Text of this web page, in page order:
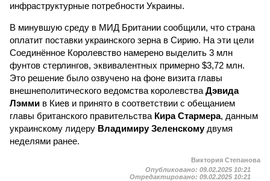
инфраструктурные потребности Украины.
В минувшую среду в МИД Британии сообщили, что страна
оплатит поставки украинского зерна в Сирию. На эти цели
Соединённое Королевство намерено выделить 3 млн
фунтов стерлингов, эквивалентных примерно $3,72 млн.
Это решение было озвучено на фоне визита главы
внешнеполитического ведомства королевства Дэвида
Лэмми в Киев и принято в соответствии с обещанием
главы британского правительства Кира Стармера, данным
украинскому лидеру Владимиру Зеленскомудвумя
неделями ранее.
Виктория Степанова
Опубликовано: 09.02.2025 10:21
Отредактировано: 09.02.2025 10:21